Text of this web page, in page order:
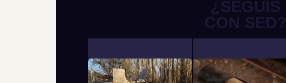
¿SEGUÍS
CON SED?